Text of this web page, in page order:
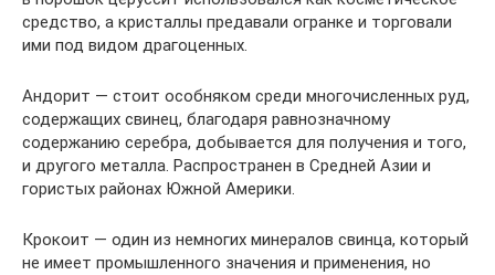
средство, а кристаллы предавали огранке и торговали
ими под видом драгоценных.
Андорит — стоит особняком среди многочисленных руд,
содержащих свинец, благодаря равнозначному
содержанию серебра, добывается для получения и того,
и другого металла. Распространен в Средней Азии и
гористых районах Южной Америки.
Крокоит — один из немногих минералов свинца, который
не имеет промышленного значения и применения, но